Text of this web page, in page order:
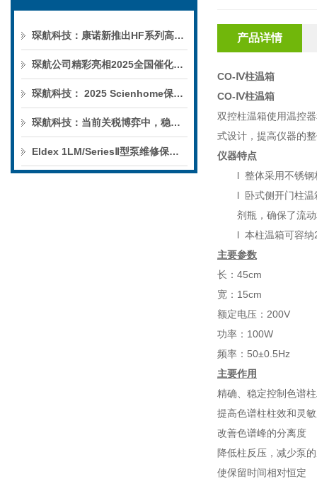
琛航科技：康诺新推出HF系列高压恒流泵
琛航公司精彩亮相2025全国催化学术会议
琛航科技： 2025 Scienhome保护柱年中赠送活动
琛航科技：当前关税博弈中，稳定的货源可解您燃眉之急
Eldex 1LM/SeriesⅡ型泵维修保养服务
产品详情
CO-Ⅳ柱温箱
CO-Ⅳ柱温箱
双控柱温箱使用温控
式设计，提高仪器的
仪器特点
l 整体采用不锈
l 卧式侧开门柱
剂瓶，确保了流
l 本柱温箱可容纳
主要参数
长： 45cm
宽： 15cm
额定电压： 200V
功率： 100W
频率： 50±0.5Hz
主要作用
精确、稳定控制色谱
提高色谱柱柱效和灵
改善色谱峰的分离度
降低柱反压，减少泵
使保留时间相对恒定